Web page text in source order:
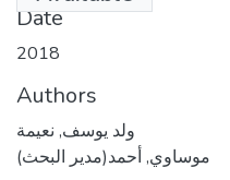
Date
2018
Authors
ولد يوسف, نعيمة
موساوي, أحمد(مدير البحث)